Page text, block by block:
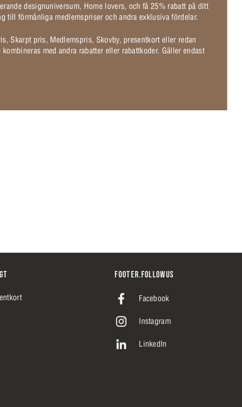
designuniversum, Home lovers, och få 25% rabatt på ditt
till förmånliga medlemspriser och andra exklusiva fördelar.
Skarpt pris, Medlemspris, Skovby, presentkort eller redan
kombineras med andra rabatter eller rabattkoder. Gäller endast
FOOTER.FOLLOWUS
Facebook
Instagram
LinkedIn